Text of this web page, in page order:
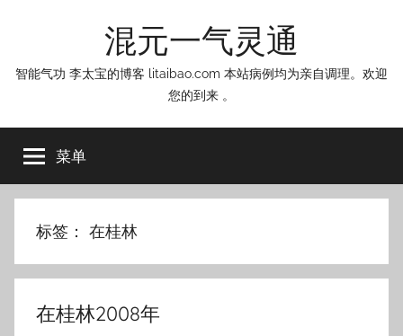
混元一气灵通
智能气功 李太宝的博客 litaibao.com 本站病例均为亲自调理。欢迎
您的到来 。
菜单
标签： 在桂林
在桂林2008年